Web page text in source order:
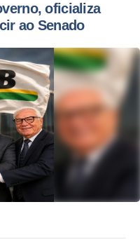
oficializa
ao Senado